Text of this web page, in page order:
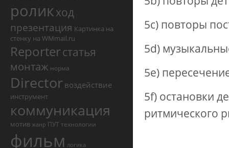
роликход
презентация Картинка на
стенку на WMmail.ru
Reporterстатья
монтаж норма
Director воздействие
инструмент
коммуникация
мотив жанр ПУТ технологии
фильм логика
5c) повторы
5d)
5e)
5f) остановки
ритмического